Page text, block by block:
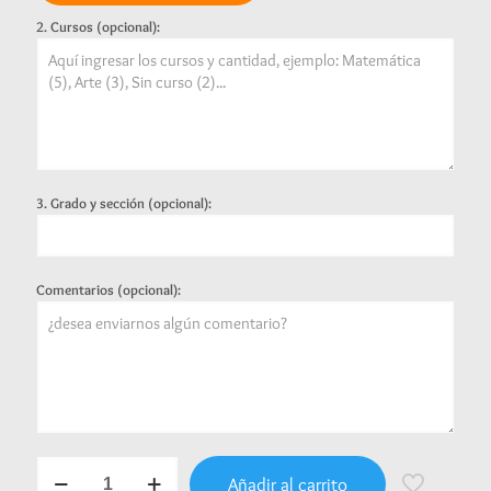
2. Cursos (opcional):
3. Grado y sección (opcional):
Comentarios (opcional):
Ahorro
Añadir al carrito